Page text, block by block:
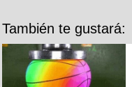
También te gustará: